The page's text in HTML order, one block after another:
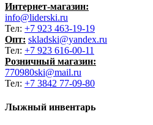
Интернет-магазин:
info@liderski.ru
Тел: +7 923 463-19-19
Опт: skladski@yandex.ru
Тел: +7 923 616-00-11
Розничный магазин:
770980ski@mail.ru
Тел: +7 3842 77-09-80
Лыжный инвентарь